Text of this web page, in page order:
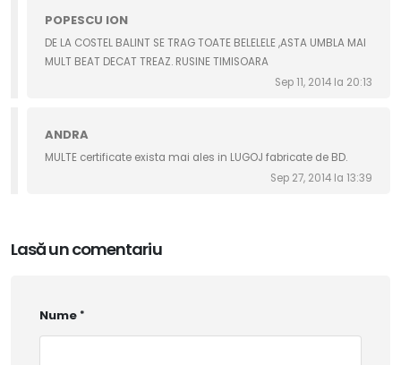
POPESCU ION
DE LA COSTEL BALINT SE TRAG TOATE BELELELE ,ASTA UMBLA MAI
MULT BEAT DECAT TREAZ. RUSINE TIMISOARA
Sep 11, 2014 la 20:13
ANDRA
MULTE certificate exista mai ales in LUGOJ fabricate de BD.
Sep 27, 2014 la 13:39
Lasă un comentariu
Nume